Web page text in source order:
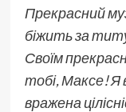
Прекрасний
біжить за
Своїм
тобі, Максе! Я
вражена